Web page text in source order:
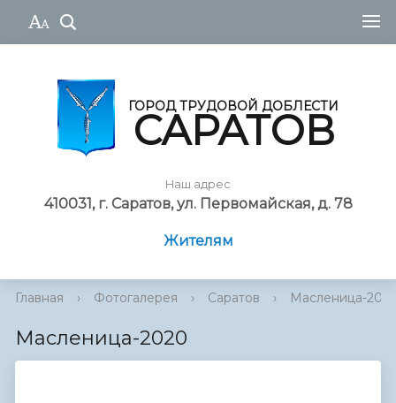
ГОРОД ТРУДОВОЙ ДОБЛЕСТИ
САРАТОВ
Наш адрес
410031, г. Саратов, ул. Первомайская, д. 78
Жителям
Главная › Фотогалерея › Саратов › Масленица-
Масленица-2020